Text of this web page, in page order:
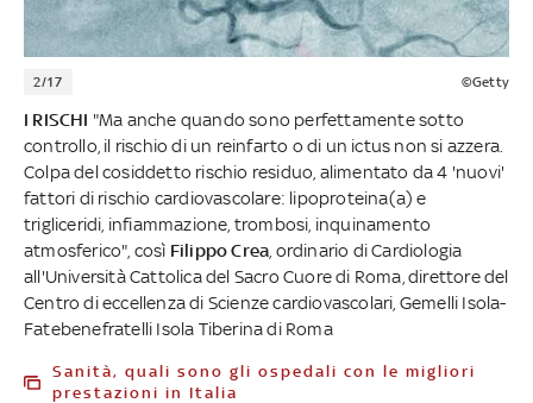
2/17 ©Getty
I RISCHI "Ma anche quando sono perfettamente sotto
controllo, il rischio di un reinfarto o di un ictus non si azzera.
Colpa del cosiddetto rischio residuo, alimentato da 4 'nuovi'
fattori di rischio cardiovascolare: lipoproteina(a) e
trigliceridi, infiammazione, trombosi, inquinamento
atmosferico", così Filippo Crea , ordinario di Cardiologia
all'Università Cattolica del Sacro Cuore di Roma, direttore del
Centro di eccellenza di Scienze cardiovascolari, Gemelli Isola-
Fatebenefratelli Isola Tiberina di Roma
Sanità, quali sono gli ospedali con le migliori
prestazioni in Italia